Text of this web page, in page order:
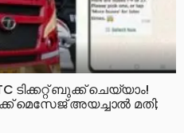
ടിക്കറ്റ് ബുക്ക് ചെയ്യാം!
മെസേജ് അയച്ചാൽ മതി;